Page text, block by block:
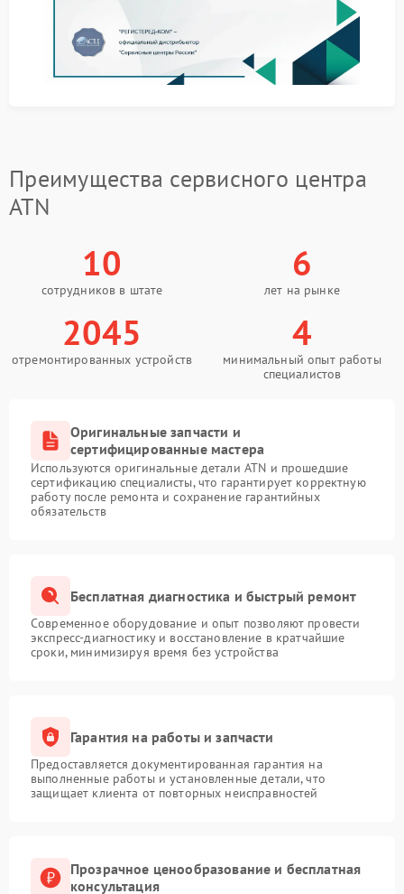
избегать самостоятельного вскрытия корпуса;
обращаться к профильным специалистам;
использовать оригинальные комплектующие бренда
Преимущества сервисного центра
ATN
10
сотрудников в штате
6
лет на рынке
2045
отремонтированных устройств
4
минимальный опыт работы
специалистов
Оригинальные запчасти и
сертифицированные мастера
Используются оригинальные детали ATN и прошедшие
сертификацию специалисты, что гарантирует корректную
работу после ремонта и сохранение гарантийных
обязательств
Бесплатная диагностика и быстрый ремонт
Современное оборудование и опыт позволяют провести
экспресс-диагностику и восстановление в кратчайшие
сроки, минимизируя время без устройства
Гарантия на работы и запчасти
Предоставляется документированная гарантия на
выполненные работы и установленные детали, что
защищает клиента от повторных неисправностей
Прозрачное ценообразование и бесплатная
консультация